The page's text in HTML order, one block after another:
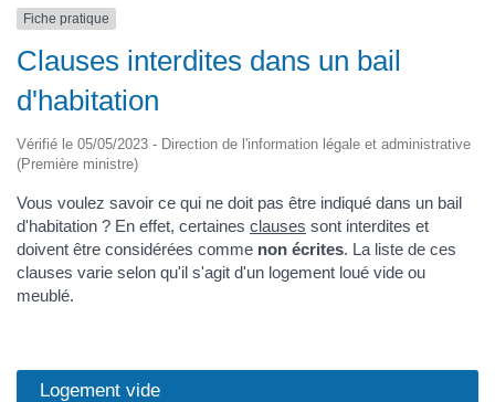
Fiche pratique
Clauses interdites dans un bail
d'habitation
Vérifié le 05/05/2023 - Direction de l'information légale et administrative
(Première ministre)
Vous voulez savoir ce qui ne doit pas être indiqué dans un bail
d'habitation ? En effet, certaines clauses sont interdites et
doivent être considérées comme non écrites. La liste de ces
clauses varie selon qu'il s'agit d'un logement loué vide ou
meublé.
Logement vide